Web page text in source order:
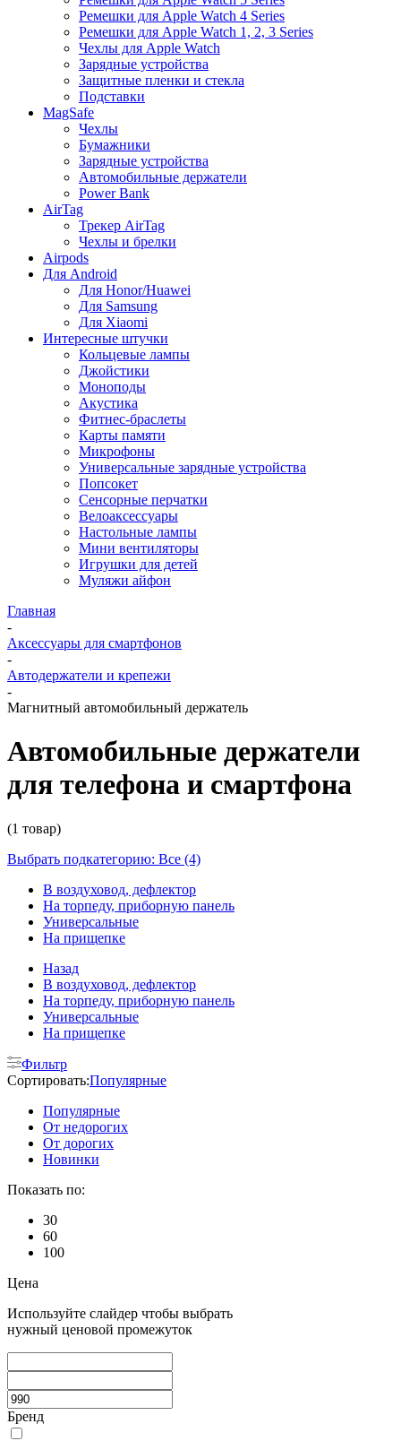
Ремешки для Apple Watch 4 Series
Ремешки для Apple Watch 1, 2, 3 Series
Чехлы для Apple Watch
Зарядные устройства
Защитные пленки и стекла
Подставки
MagSafe
Чехлы
Бумажники
Зарядные устройства
Автомобильные держатели
Power Bank
AirTag
Трекер AirTag
Чехлы и брелки
Airpods
Для Android
Для Honor/Huawei
Для Samsung
Для Xiaomi
Интересные штучки
Кольцевые лампы
Джойстики
Моноподы
Акустика
Фитнес-браслеты
Карты памяти
Микрофоны
Универсальные зарядные устройства
Попсокет
Сенсорные перчатки
Велоаксессуары
Настольные лампы
Мини вентиляторы
Игрушки для детей
Муляжи айфон
Главная
-
Аксессуары для смартфонов
-
Автодержатели и крепежи
-
Магнитный автомобильный держатель
Автомобильные держатели
для телефона и смартфона
(1 товар)
Выбрать подкатегорию: Все (4)
В воздуховод, дефлектор
На торпеду, приборную панель
Универсальные
На прищепке
Назад
В воздуховод, дефлектор
На торпеду, приборную панель
Универсальные
На прищепке
Фильтр
Сортировать:Популярные
Популярные
От недорогих
От дорогих
Новинки
Показать по:
30
60
100
Цена
Используйте слайдер чтобы выбрать
нужный ценовой промежуток
Бренд